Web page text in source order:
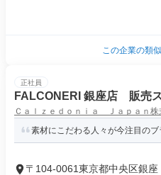
この企業の類
正社員
FALCONERI 銀座店 販売
Ｃａｌｚｅｄｏｎｉａ Ｊａｐａｎ株
素材にこだわる人々が今注目のブ
〒104-0061東京都中央区銀座